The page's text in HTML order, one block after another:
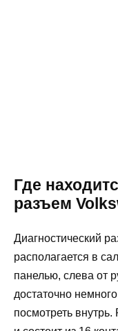
Где
разъем
Диагностический
располагается в
панелью, слева от
достаточно
посмотреть